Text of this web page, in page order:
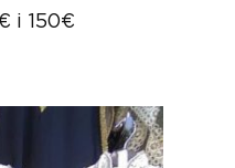
і 150€